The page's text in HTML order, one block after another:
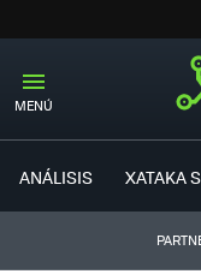
MENÚ
ANÁLISIS XATAKA